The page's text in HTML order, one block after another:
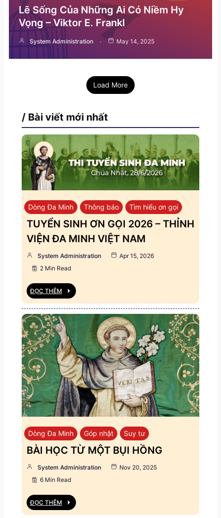
Lẽ Sống Của Những Ai Có Niềm Hy
Vọng – Viktor E. Frankl
System Administration May 14, 2025
Load More
/ Bài viết mới nhất
Dòng Đa Minh Thông báo Tìm hiểu ơn gọi
TUYỂN SINH ƠN GỌI 2026 – THỈNH
VIỆN ĐA MINH VIỆT NAM
System Administration
Apr 15, 2026
2 Min Read
ĐỌC THÊM
Dòng Đa Minh Góp nhặt Suy tư
BÀI HỌC TỪ MỘT BỤI HỒNG
System Administration
Nov 20, 2025
6 Min Read
ĐỌC THÊM